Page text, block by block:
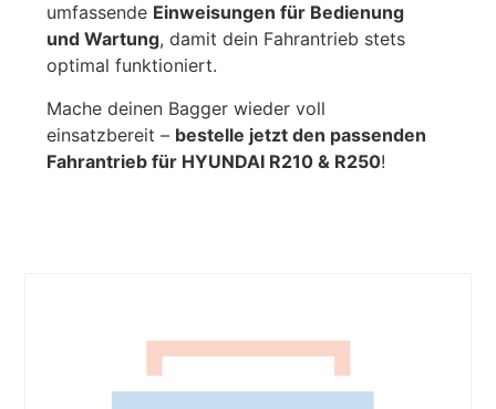
umfassende Einweisungen für Bedienung
und Wartung, damit dein Fahrantrieb stets
optimal funktioniert.
Mache deinen Bagger wieder voll
einsatzbereit – bestelle jetzt den passenden
Fahrantrieb für HYUNDAI R210 & R250!